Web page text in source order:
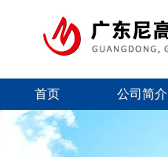
首页 公司简介